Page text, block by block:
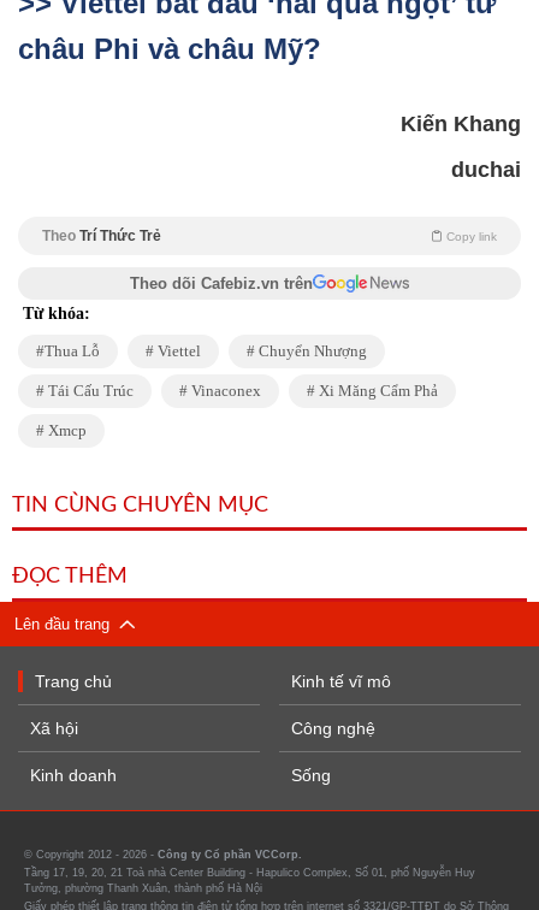
châu Phi và châu Mỹ?
Kiến Khang
duchai
Theo Trí Thức Trẻ Copy link
Theo dõi Cafebiz.vn trên
Từ khóa:
Thua Lỗ Viettel Chuyển Nhượng
Tái Cấu Trúc Vinaconex Xi Măng Cẩm Phả
Xmcp
TIN CÙNG CHUYÊN MỤC
ĐỌC THÊM
Lên đầu trang
Trang chủ
Xã hội
Kinh doanh
Kinh tế vĩ mô
Công nghệ
Sống
© Copyright 2012 - 2026 - Công ty Cổ phần VCCorp.
Tầng 17, 19, 20, 21 Toà nhà Center Building - Hapulico Complex, Số 01, phố Nguyễn Huy
Tưởng, phường Thanh Xuân, thành phố Hà Nội
Giấy phép thiết lập trang thông tin điện tử tổng hợp trên internet số 3321/GP-TTĐT do Sở Thông